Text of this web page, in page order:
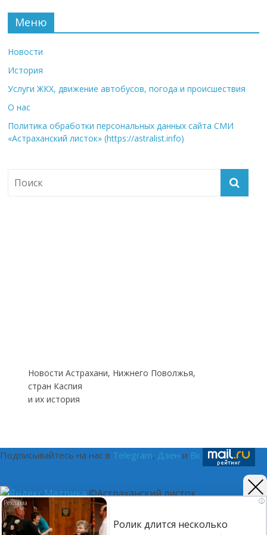
Меню
Новости
История
Услуги ЖКХ, движение автобусов, погода и происшествия
О нас
Политика обработки персональных данных сайта СМИ
«Астраханский листок» (https://astralist.info)
Новости Астрахани, Нижнего Поволжья,
стран Каспия
и их история
i
Ролик длится несколько
Подписывайтесь на нас в Telegram, Дзен и Вк
©Астраханский листок.
(16+) Реестровая запись Роскомнадзора ЭЛ № ФС 77 - 75401